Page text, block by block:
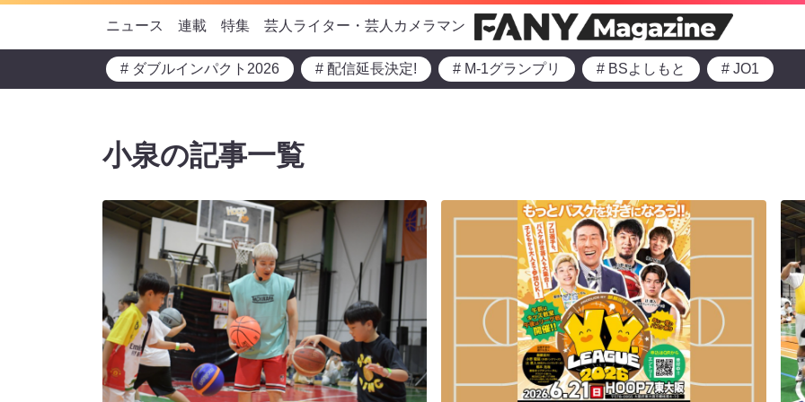
ニュース 連載 特集 芸人ライター・芸人カメラマン
# ダブルインパクト2026 # 配信延長決定! # M-1グランプリ # BSよしもと # JO1
小泉の記事一覧